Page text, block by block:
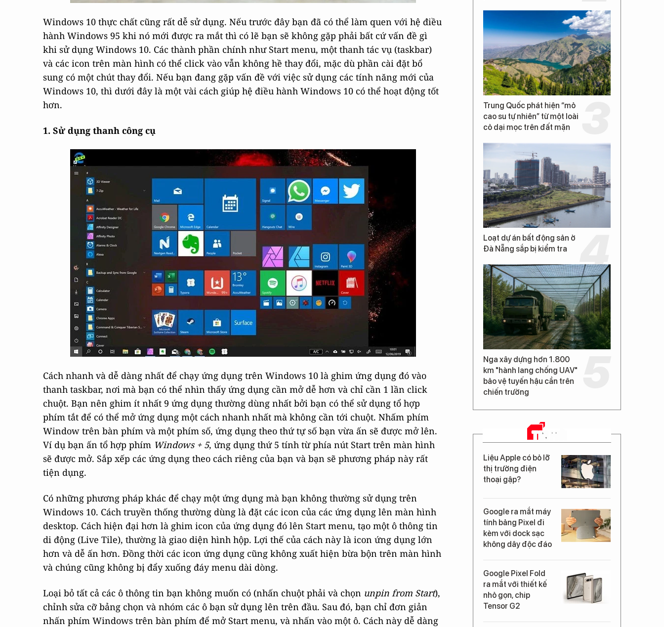
Windows 10 thực chất cũng rất dễ sử dụng. Nếu trước đây bạn đã có thể làm quen với hệ điều
hành Windows 95 khi nó mới được ra mắt thì có lẽ bạn sẽ không gặp phải bất cứ vấn đề gì
khi sử dụng Windows 10. Các thành phần chính như Start menu, một thanh tác vụ (taskbar)
và các icon trên màn hình có thể click vào vẫn không hề thay đổi, mặc dù phần cài đặt bổ
sung có một chút thay đổi. Nếu bạn đang gặp vấn đề với việc sử dụng các tính năng mới của
Windows 10, thì dưới đây là một vài cách giúp hệ điều hành Windows 10 có thể hoạt động tốt
hơn.
1. Sử dụng thanh công cụ
Cách nhanh và dễ dàng nhất để chạy ứng dụng trên Windows 10 là ghim ứng dụng đó vào
thanh taskbar, nơi mà bạn có thể nhìn thấy ứng dụng cần mở dễ hơn và chỉ cần 1 lần click
chuột. Bạn nên ghim ít nhất 9 ứng dụng thường dùng nhất bởi bạn có thể sử dụng tổ hợp
phím tắt để có thể mở ứng dụng một cách nhanh nhất mà không cần tới chuột. Nhấm phím
Window trên bàn phím và một phím số, ứng dụng theo thứ tự số bạn vừa ấn sẽ được mở lên.
Ví dụ bạn ấn tổ hợp phím Windows + 5, ứng dụng thứ 5 tính từ phía nút Start trên màn hình
sẽ được mở. Sắp xếp các ứng dụng theo cách riêng của bạn và bạn sẽ phương pháp này rất
tiện dụng.
Có những phương pháp khác để chạy một ứng dụng mà bạn không thường sử dụng trên
Windows 10. Cách truyền thống thường dùng là đặt các icon của các ứng dụng lên màn hình
desktop. Cách hiện đại hơn là ghim icon của ứng dụng đó lên Start menu, tạo một ô thông tin
di động (Live Tile), thường là giao diện hình hộp. Lợi thế của cách này là icon ứng dụng lớn
hơn và dễ ấn hơn. Đồng thời các icon ứng dụng cũng không xuất hiện bừa bộn trên màn hình
và chúng cũng không bị đẩy xuống đáy menu dài dòng.
Loại bỏ tất cả các ô thông tin bạn không muốn có (nhấn chuột phải và chọn unpin from Start),
chỉnh sửa cỡ bảng chọn và nhóm các ô bạn sử dụng lên trên đầu. Sau đó, bạn chỉ đơn giản
nhấn phím Windows trên bàn phím để mở Start menu, và nhấn vào một ô. Cách này dễ dàng
Trung Quốc phát hiện “mỏ
cao su tự nhiên” từ một loài
cỏ dại mọc trên đất mặn
Loạt dự án bất động sản ở
Đà Nẵng sắp bị kiểm tra
Nga xây dựng hơn 1.800
km "hành lang chống UAV"
bảo vệ tuyến hậu cần trên
chiến trường
TIN MỚI
Liệu Apple có bỏ lỡ
thị trường điện
thoại gập?
Google ra mắt máy
tính bảng Pixel đi
kèm với dock sạc
không dây độc đáo
Google Pixel Fold
ra mắt với thiết kế
nhỏ gọn, chip
Tensor G2